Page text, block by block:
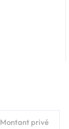
Montant privé